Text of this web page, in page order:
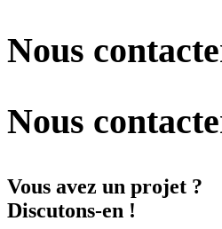
Nous
Nous
Vous avez un projet ?
Discutons-en !